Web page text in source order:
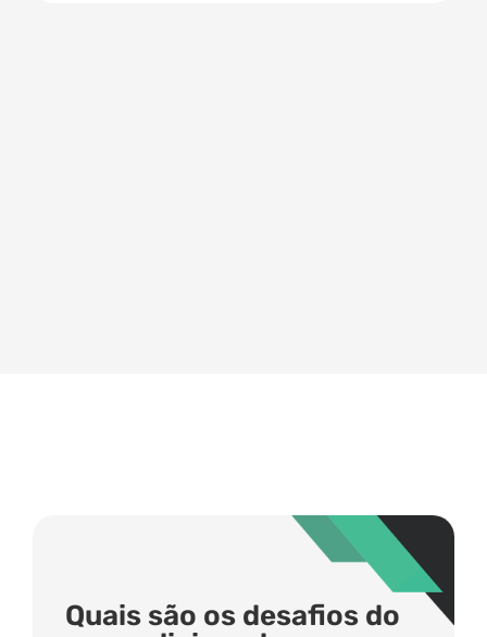
Quais são os desafios do